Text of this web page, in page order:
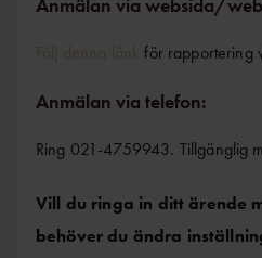
Följ denna länk för rapportering
Anmälan via telefon:
Ring 021-4759943. Tillgänglig
Vill du ringa in ditt ärende
behöver du ändra